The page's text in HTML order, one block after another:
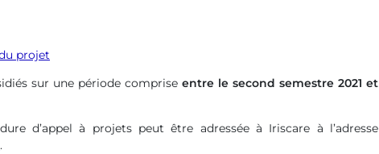
projet
sur une période comprise entre le second semestre 2021 et
d’appel à projets peut être adressée à Iriscare à l’adresse
.